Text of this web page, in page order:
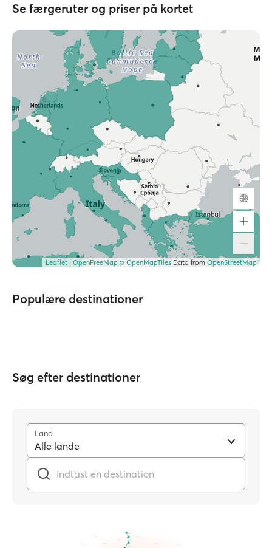
Se færgeruter og priser på kortet
Leaflet OpenFreeMap © OpenMapTiles Data from OpenStreetMap
Populære destinationer
Søg efter destinationer
Land
Alle lande